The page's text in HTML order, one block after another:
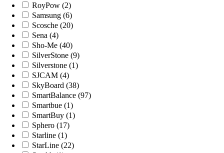
RoyPow (2)
Samsung (6)
Scosche (20)
Sena (4)
Sho-Me (40)
SilverStone (9)
Silverstone (1)
SJCAM (4)
SkyBoard (38)
SmartBalance (97)
Smartbue (1)
SmartBuy (1)
Sphero (17)
Starline (1)
StarLine (22)